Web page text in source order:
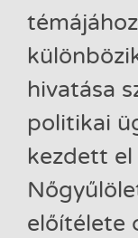
hivatása
politikai
kezdett
előítélete